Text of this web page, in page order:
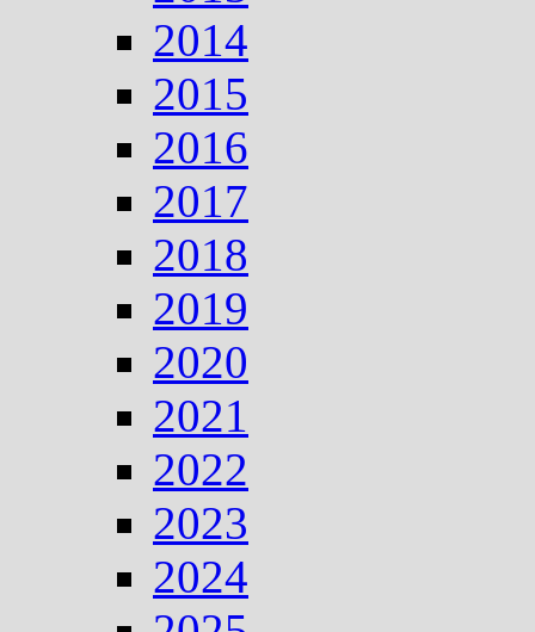
2014
2015
2016
2017
2018
2019
2020
2021
2022
2023
2024